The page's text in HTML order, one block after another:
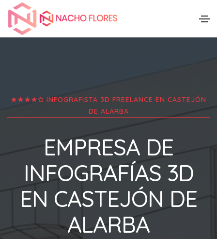
★★★★✩ INFOGRAFISTA 3D FREELANCE EN CASTEJÓN
DE ALARBA
EMPRESA DE
INFOGRAFÍAS 3D
EN CASTEJÓN DE
ALARBA